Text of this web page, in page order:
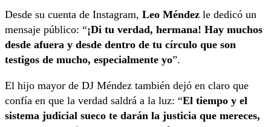
Desde su cuenta de Instagram, Leo Méndez le dedicó un
mensaje público: “¡Di tu verdad, hermana! Hay muchos
desde afuera y desde dentro de tu círculo que son
testigos de mucho, especialmente yo”.
El hijo mayor de DJ Méndez también dejó en claro que
confía en que la verdad saldrá a la luz: “El tiempo y el
sistema judicial sueco te darán la justicia que mereces,